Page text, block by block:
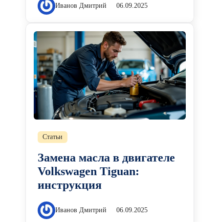
Иванов Дмитрий 06.09.2025
Статьи
Замена масла в двигателе
Volkswagen Tiguan:
инструкция
Иванов Дмитрий 06.09.2025